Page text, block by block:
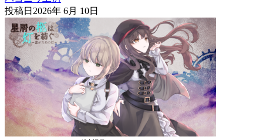
投稿日 2026年 6月 10日